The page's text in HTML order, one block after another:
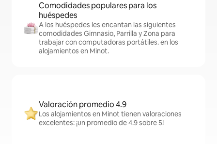
Comodidades populares para los
huéspedes
A los huéspedes les encantan las siguientes
comodidades Gimnasio, Parrilla y Zona para
trabajar con computadoras portátiles. en los
alojamientos en Minot.
Valoración promedio 4.9
Los alojamientos en Minot tienen valoraciones
excelentes: ¡un promedio de 4.9 sobre 5!